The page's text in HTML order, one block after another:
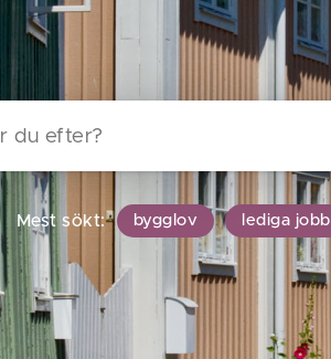
Mest sökt: bygglov lediga jobb